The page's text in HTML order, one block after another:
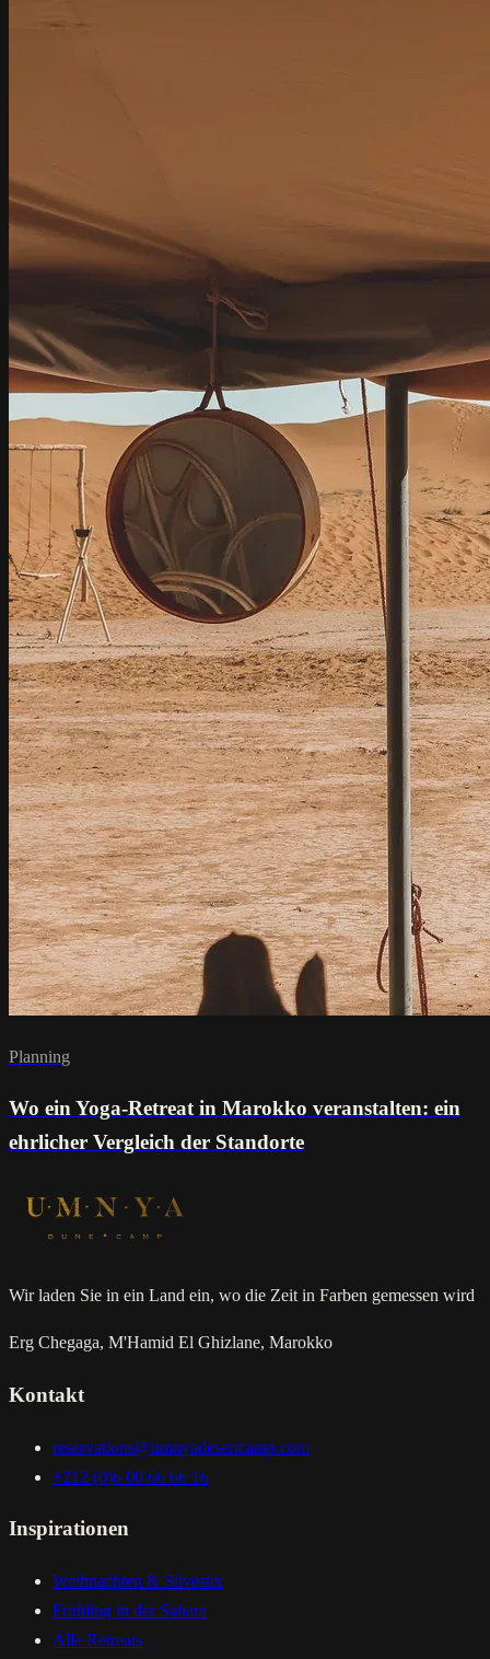
Planning
Wo ein Yoga-Retreat in Marokko veranstalten: ein
ehrlicher Vergleich der Standorte
Wir laden Sie in ein Land ein, wo die Zeit in Farben gemessen wird
Erg Chegaga, M'Hamid El Ghizlane, Marokko
Kontakt
reservations@umnyadesertcamp.com
+212 (0)6 00 66 66 16
Inspirationen
Weihnachten & Silvester
Frühling in der Sahara
Alle Retreats